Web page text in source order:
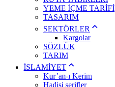
YEME İÇME TARİFİ
TASARIM
SEKTÖRLER
Kargolar
SÖZLÜK
TARIM
İSLAMİYET
Kur’an-ı Kerim
Hadisi şerifler